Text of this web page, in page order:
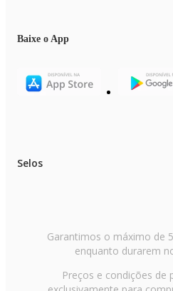
Baixe o App
Selos
Garantimos o máximo de
enquanto durarem
Preços e condições de